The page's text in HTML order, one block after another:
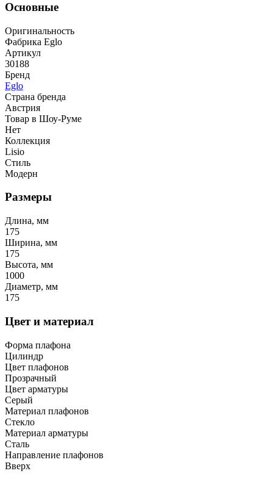
Основные
Оригинальность
Фабрика Eglo
Артикул
30188
Бренд
Eglo
Страна бренда
Австрия
Товар в Шоу-Руме
Нет
Коллекция
Lisio
Стиль
Модерн
Размеры
Длина, мм
175
Ширина, мм
175
Высота, мм
1000
Диаметр, мм
175
Цвет и материал
Форма плафона
Цилиндр
Цвет плафонов
Прозрачный
Цвет арматуры
Серый
Материал плафонов
Стекло
Материал арматуры
Сталь
Направление плафонов
Вверх